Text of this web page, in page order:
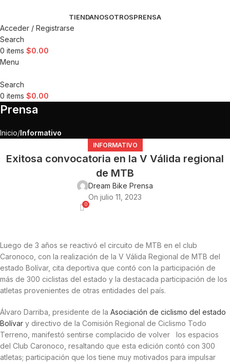
TIENDANOSOTROSPRENSA
Acceder / Registrarse
Search
0 items $0.00
Menu
Search
0 items $0.00
Prensa
Inicio Informativo
INFORMATIVO
Exitosa convocatoria en la V Válida regional
de MTB
Dream Bike Prensa
On julio 11, 2023
0
Luego de 3 años se reactivó el circuito de MTB en el club
Caronoco, con la realización de la V Válida Regional de MTB del
estado Bolívar, cita deportiva que contó con la participación de
más de 300 ciclistas del estado y la destacada participación de los
atletas provenientes de otras entidades del país.
Álvaro Darriba, presidente de la Asociación de ciclismo del estado
Bolívar y directivo de la Comisión Regional de Ciclismo Todo
Terreno, manifestó sentirse complacido de volver los espacios
del Club Caronoco, resaltando que esta edición contó con 300
atletas; participación que los tiene muy motivados para impulsar